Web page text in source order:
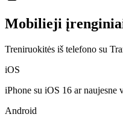
Mobilieji
Treniruokitės iš telefono su
iOS
iPhone su iOS 16 ar naujesne
Android